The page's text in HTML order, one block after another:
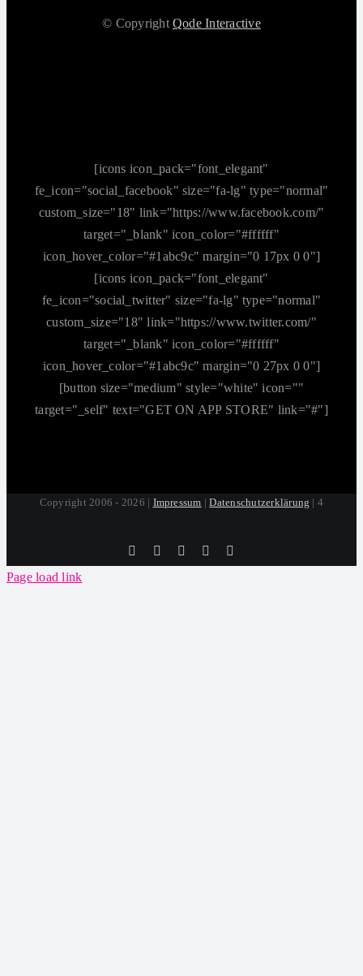
© CopyrightQode Interactive
[icons icon_pack="font_elegant"
fe_icon="social_facebook" size="fa-lg" type="normal"
custom_size="18" link="https://www.facebook.com/"
target="_blank" icon_color="#ffffff"
icon_hover_color="#1abc9c" margin="0 17px 0 0"]
[icons icon_pack="font_elegant"
fe_icon="social_twitter" size="fa-lg" type="normal"
custom_size="18" link="https://www.twitter.com/"
target="_blank" icon_color="#ffffff"
icon_hover_color="#1abc9c" margin="0 27px 0 0"]
[button size="medium" style="white" icon=""
target="_self" text="GET ON APP STORE" link="#"]
Copyright 2006 - 2026 | Impressum |Datenschutzerklärung | 4
Tiktok FacebookInstagramSoundCloud
Page load link